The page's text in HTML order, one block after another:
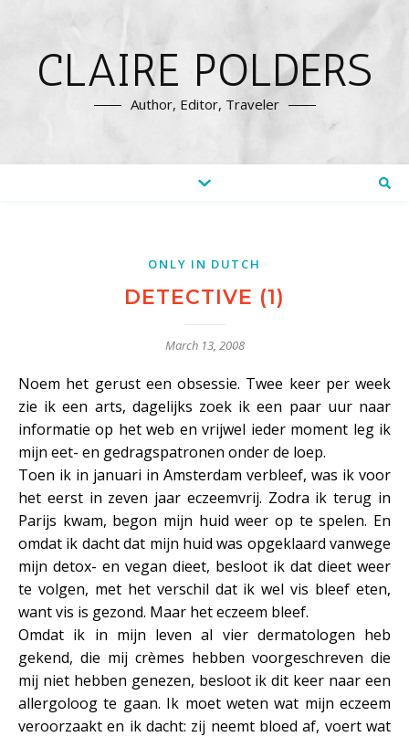
CLAIRE POLDERS
Author, Editor, Traveler
ONLY IN DUTCH
DETECTIVE (1)
March 13, 2008
Noem het gerust een obsessie. Twee keer per week
zie ik een arts, dagelijks zoek ik een paar uur naar
informatie op het web en vrijwel ieder moment leg ik
mijn eet- en gedragspatronen onder de loep.
Toen ik in januari in Amsterdam verbleef, was ik voor
het eerst in zeven jaar eczeemvrij. Zodra ik terug in
Parijs kwam, begon mijn huid weer op te spelen. En
omdat ik dacht dat mijn huid was opgeklaard vanwege
mijn detox- en vegan dieet, besloot ik dat dieet weer
te volgen, met het verschil dat ik wel vis bleef eten,
want vis is gezond. Maar het eczeem bleef.
Omdat ik in mijn leven al vier dermatologen heb
gekend, die mij crèmes hebben voorgeschreven die
mij niet hebben genezen, besloot ik dit keer naar een
allergoloog te gaan. Ik moet weten wat mijn eczeem
veroorzaakt en ik dacht: zij neemt bloed af, voert wat